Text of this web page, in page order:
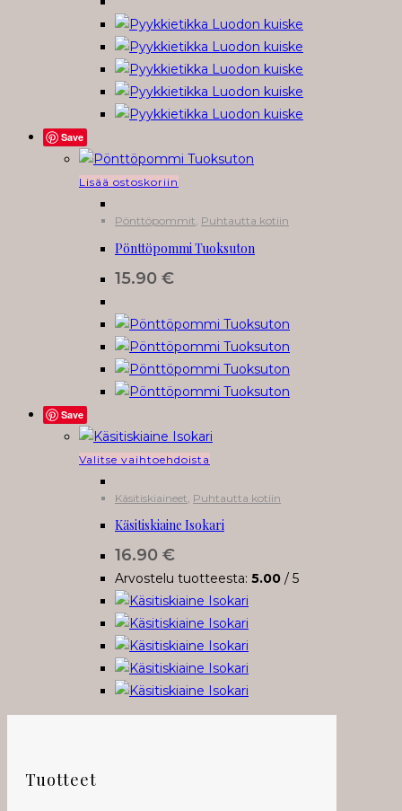
Save
Lisää ostoskoriin
Pönttöpommit, Puhtautta kotiin
Pönttöpommi Tuoksuton
15.90 €
Save
Valitse vaihtoehdoistaTällä
on
useampi
tehdä
valinnat
tuotteen
sivulla.
Käsitiskiaineet Puhtautta kotiin
Käsitiskiaine Isokari
16.90 €
Arvostelu tuotteesta: 5.00 / 5
Tuotteet